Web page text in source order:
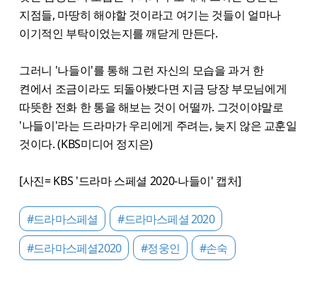
지점들, 마땅히 해야할 것이라고 여기는 것들이 얼마나
이기적인 부탁이었는지를 깨닫게 만든다.
그러니 '나들이'를 통해 그런 자신의 모습을 과거 한
켠에서 조금이라도 되돌아봤다면 지금 당장 부모님에게
따뜻한 전화 한 통을 해보는 것이 어떨까. 그것이야말로
'나들이'라는 드라마가 우리에게 주려는, 늦지 않은 교훈일
것이다. (KBS미디어 정지은)
[사진= KBS '드라마 스페셜 2020-나들이' 캡처]
#드라마스페셜
#드라마스페셜 2020
#드라마스페셜2020
#정웅인 #손숙